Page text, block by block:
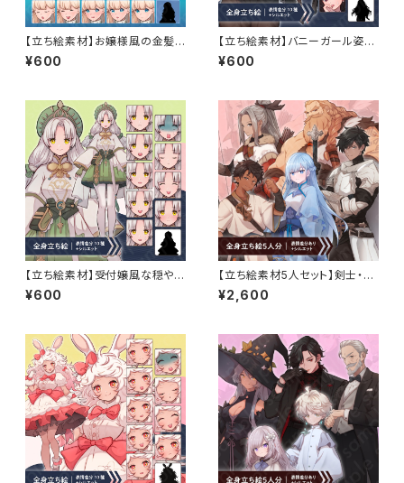
【立ち絵素材】お嬢様風の金髪
ロング少女キャラクター・白と緑
のワンピース・表情12種＋α
¥600
【立ち絵素材】バニーガール姿で
ツンデレ高飛車な雰囲気の黒髪
女性のイラスト・現代・ファンタ
¥600
【立ち絵素材】受付嬢風な穏やか
な雰囲気の銀髪女性のイラス
ト・ファンタジー・看板娘・錬金術
¥600
【立ち絵素材5人セット】剣士・騎
士・戦士・盗賊・弓師・男女のキャ
ラクターイラスト・ファンタジー・
¥2,600